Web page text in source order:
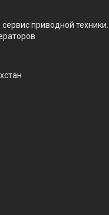
приводной техники.